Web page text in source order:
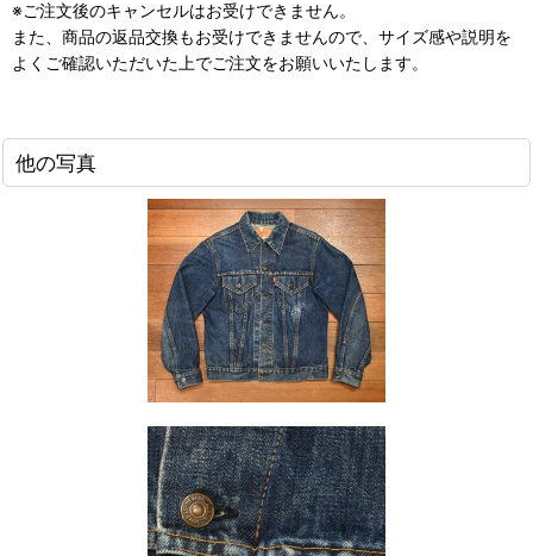
※ご注文後のキャンセルはお受けできません。
また、商品の返品交換もお受けできませんので、サイズ感や説明を
よくご確認いただいた上でご注文をお願いいたします。
他の写真